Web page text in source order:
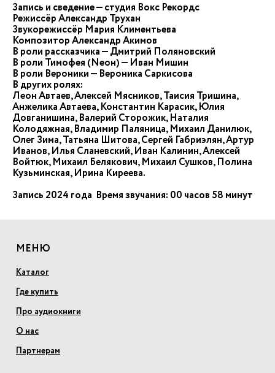
Запись и сведение — студия Вокс Рекордс
Режиссёр Александр Трухан
Звукорежиссёр Мария Климентьева
Композитор Александр Акимов
В роли рассказчика — Дмитрий Поляновский
В роли Тимофея (Nеон) — Иван Мишин
В роли Вероники — Вероника Саркисова
В других ролях:
Леон Автаев, Алексей Мясников, Таисия Тришина,
Анжелика Автаева, Константин Карасик, Юлия
Довганишина, Валерий Сторожик, Наталия
Колодяжная, Владимир Паляница, Михаил Данилюк,
Олег Зима, Татьяна Шитова, Сергей Габриэлян, Артур
Иванов, Илья Сланевский, Иван Калинин, Алексей
Войтюк, Михаил Белякович, Михаил Сушков, Полина
Кузьминская, Ирина Киреева.
Запись 2024 года Время звучания: 00 часов 58 минут
МЕНЮ
Каталог
Где купить
Про аудиокниги
О нас
Партнерам